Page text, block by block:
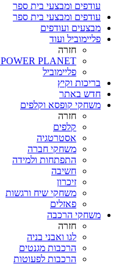
עודפים ומבצעי בית ספר
עודפים ומבצעי בית ספר
מבצעים ועודפים
פליימוביל ועוד
חזרה
POWER PLANET תואם פליימוביל
פליימוביל
בריכות וקיץ
חדש באתר
משחקי קופסא וקלפים
חזרה
קלפים
אסטרטגיה
משחקי חברה
התפתחות ולמידה
חשיבה
זיכרון
משחקי שיח ורגשות
פאזלים
משחקי הרכבה
חזרה
לגו ואבני בניה
הרכבות מגנטים
הרכבות לפעוטות